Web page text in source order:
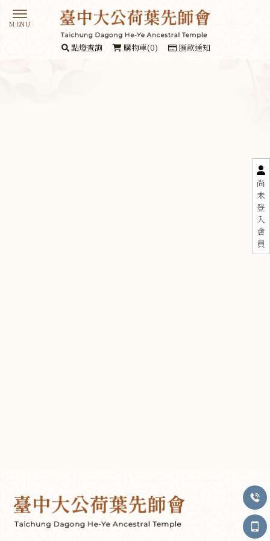
尚
未
登
入
會
員
點燈查詢 購物車(0) 匯款通知